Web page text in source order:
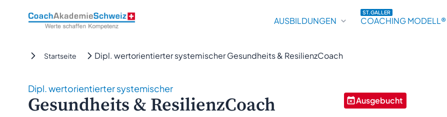
CoachAkademieSchweiz AUSBILDUNGEN
ST.GALLER
COACHING MODELL®
Startseite Dipl. wertorientierter systemischer Gesundheits & ResilienzCoach
Dipl. wertorientierter systemischer
Gesundheits & ResilienzCoach Ausgebucht